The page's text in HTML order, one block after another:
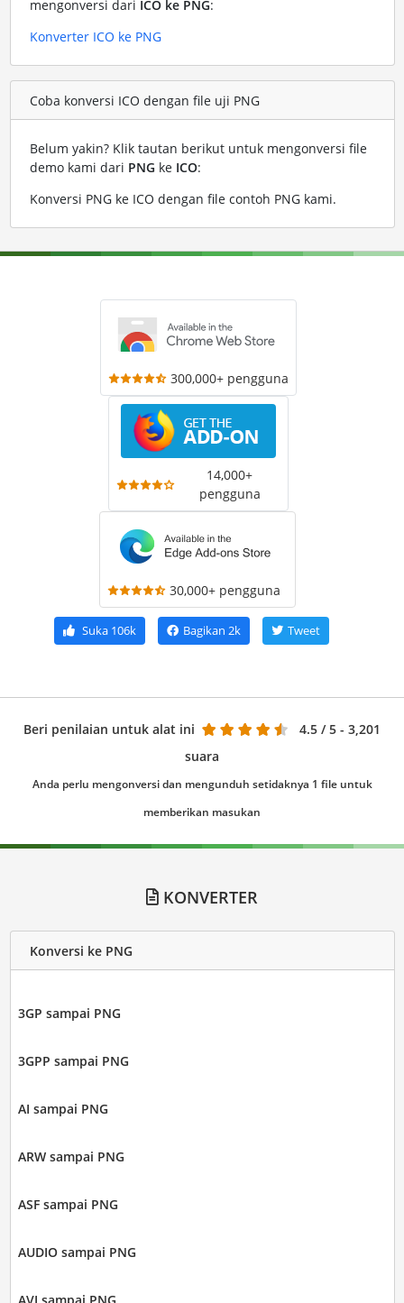
mengonversi dari ICO ke PNG:
Konverter ICO ke PNG
Coba konversi ICO dengan file uji PNG
Belum yakin? Klik tautan berikut untuk mengonversi file
demo kami dari PNG ke ICO:
Konversi PNG ke ICO dengan file contoh PNG kami.
300,000+ pengguna
14,000+
pengguna
30,000+ pengguna
Suka106k Bagikan 2k Tweet
Beri penilaian untuk alat ini 4.5 / 5 - 3,201
suara
Anda perlu mengonversi dan mengunduh setidaknya 1 file untuk
memberikan masukan
KONVERTER
Konversi ke PNG
3GP sampai PNG
3GPP sampai PNG
AI sampai PNG
ARW sampai PNG
ASF sampai PNG
AUDIO sampai PNG